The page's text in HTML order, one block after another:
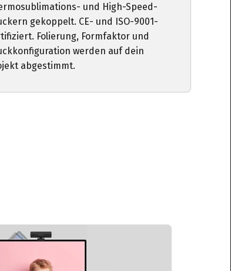
und High-Speed-
gekoppelt. CE- und ISO-9001-
Folierung, Formfaktor und
werden auf dein
abgestimmt.